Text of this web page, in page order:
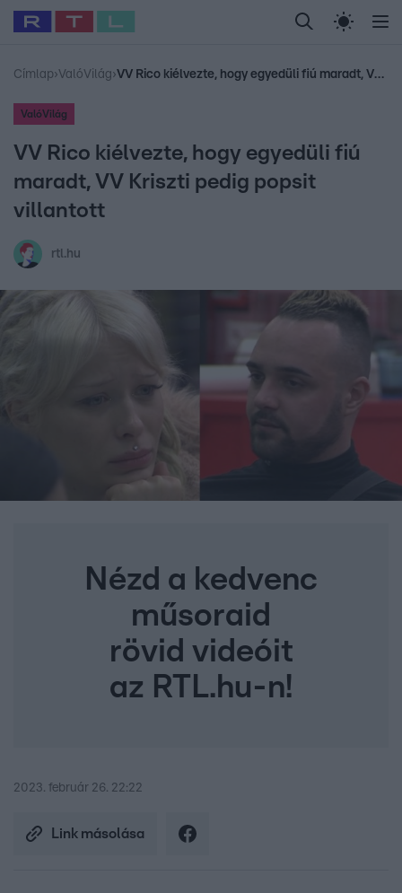
Legfrissebb RTL Híradó Randi Celeb vagyok,
Babits Marcella Most Wanted Gallusz
Címlap›ValóVilág› VV Rico kiélvezte, hogy egyedüli fiú maradt, VV Kriszti pedig popsit villantott
ValóVilág
VV Rico kiélvezte, hogy egyedüli fiú
maradt, VV Kriszti pedig popsit
villantott
rtl.hu
Nézd a kedvenc
műsoraid
rövid videóit
az RTL.hu-n!
2023. február 26. 22:22
Link másolása